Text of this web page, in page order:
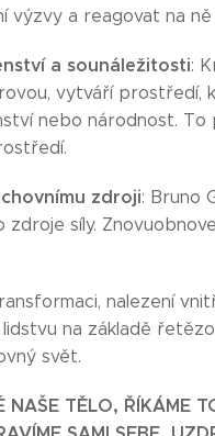
výzvy a reagovat na ně
a sounáležitosti:
vytváří prostředí,
nebo národnost. To
zdroji: Bruno
zdroje síly.
nalezení
na základě
svět.
NAŠE TĚLO, ŘÍKÁME